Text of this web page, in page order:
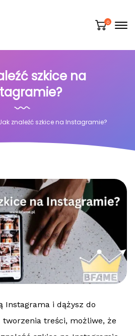
0
szkice na
znaleźć szkice na Instagramie?
Instagrama i dążysz do
treści, możliwe, że